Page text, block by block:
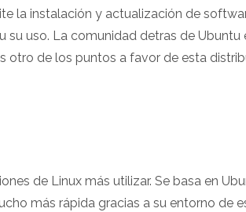
la instalación y actualización de
su uso. La comunidad detras de
otro de los puntos a favor de esta
de Linux más utilizar. Se basa en
más rápida gracias a su entorno de